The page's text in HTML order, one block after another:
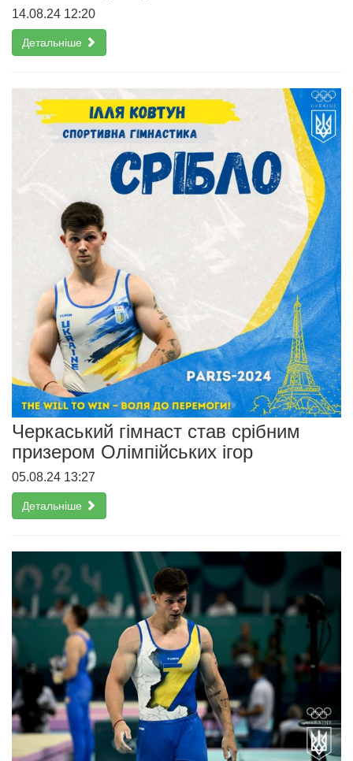
14.08.24 12:20
Детальніше
Черкаський гімнаст став срібним
призером Олімпійських ігор
05.08.24 13:27
Детальніше